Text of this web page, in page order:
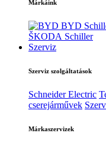
Márkáink
BYD
ŠKODA Schiller
Szerviz
Szerviz szolgáltatások
Schneider Electric
cserejárművek
Márkaszervizek